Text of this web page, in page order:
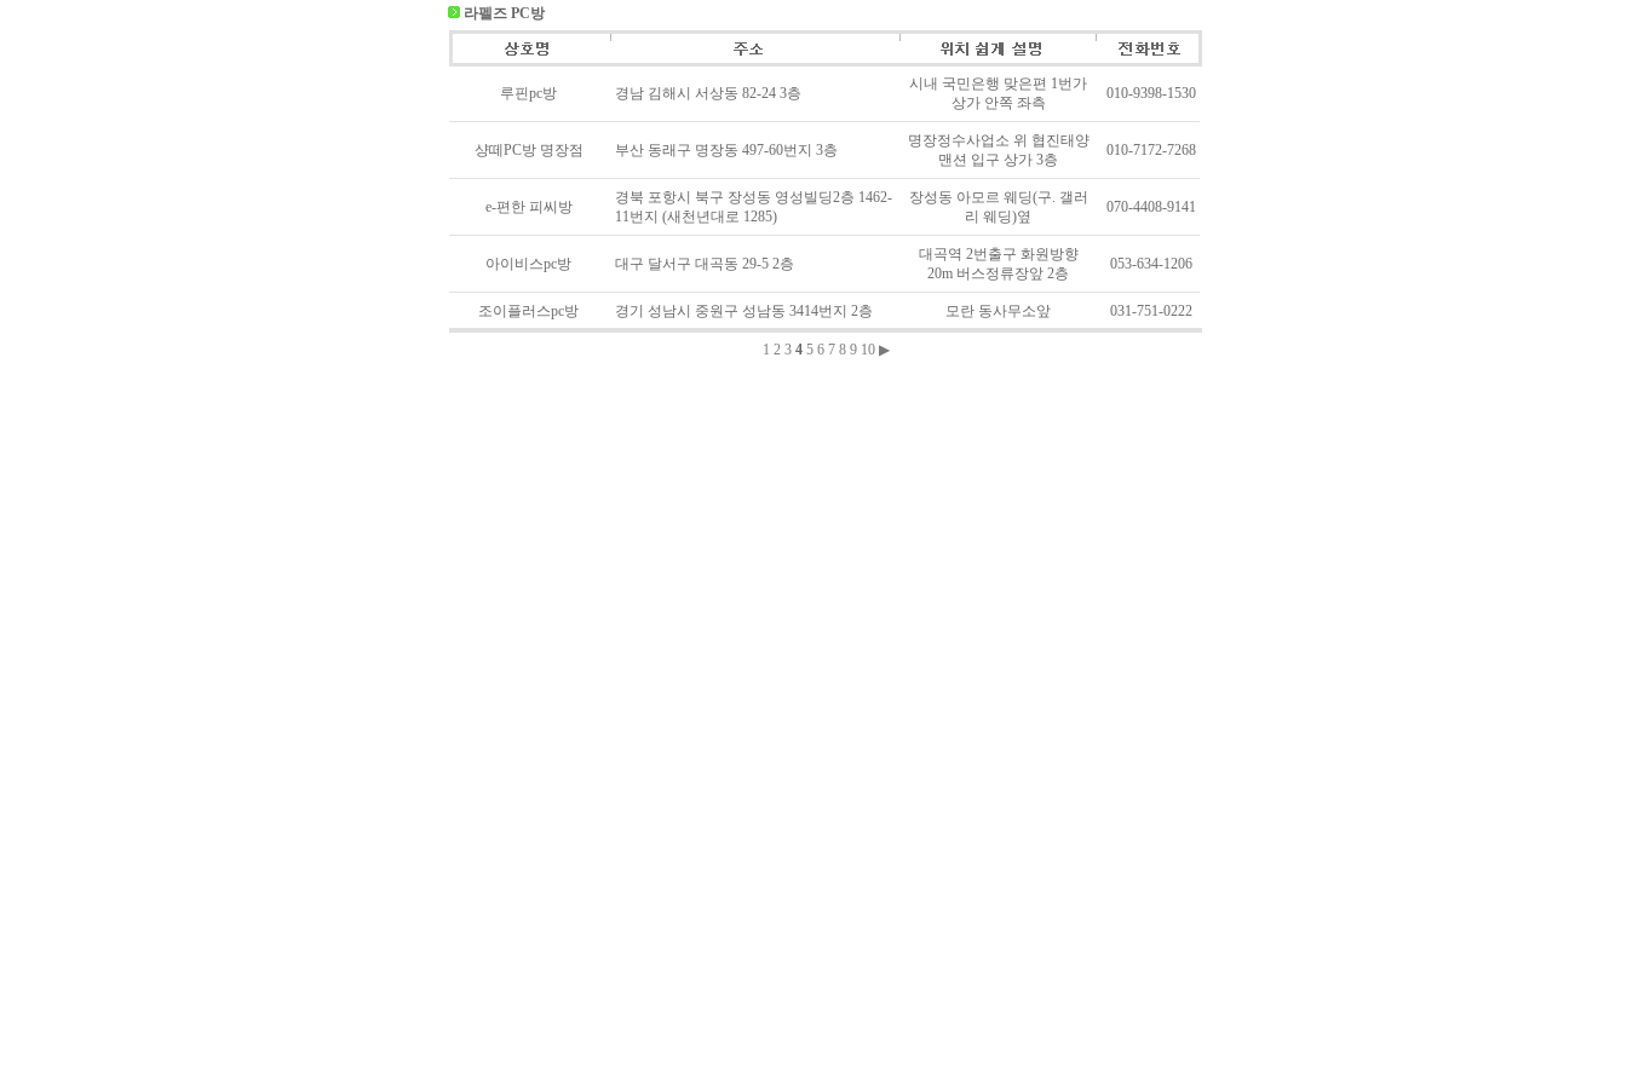
라펠즈 PC방
루핀pc방 경남 김해시 서상동 82-24 3층
시내 국민은행 맞은편 1번가
상가 안쪽 좌측
010-9398-1530
샹떼PC방 명장점 부산 동래구 명장동 497-60번지 3층
명장정수사업소 위 협진태양
맨션 입구 상가 3층
010-7172-7268
e-편한 피씨방
경북 포항시 북구 장성동 영성빌딩2층 1462-
11번지 (새천년대로 1285)
장성동 아모르 웨딩(구. 갤러
리 웨딩)옆
070-4408-9141
아이비스pc방 대구 달서구 대곡동 29-5 2층
대곡역 2번출구 화원방향
20m 버스정류장앞 2층
053-634-1206
조이플러스pc방 경기 성남시 중원구 성남동 3414번지 2층 모란 동사무소앞 031-751-0222
1 2 3 4 5 6 7 8 9 10 ▶